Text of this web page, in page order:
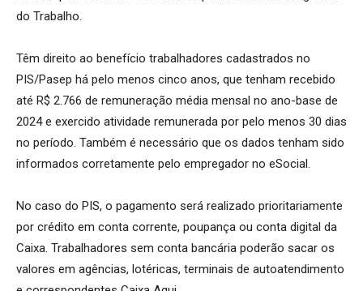
do Trabalho.
Têm direito ao benefício trabalhadores cadastrados no
PIS/Pasep há pelo menos cinco anos, que tenham recebido
até R$ 2.766 de remuneração média mensal no ano-base de
2024 e exercido atividade remunerada por pelo menos 30 dias
no período. Também é necessário que os dados tenham sido
informados corretamente pelo empregador no eSocial.
No caso do PIS, o pagamento será realizado prioritariamente
por crédito em conta corrente, poupança ou conta digital da
Caixa. Trabalhadores sem conta bancária poderão sacar os
valores em agências, lotéricas, terminais de autoatendimento